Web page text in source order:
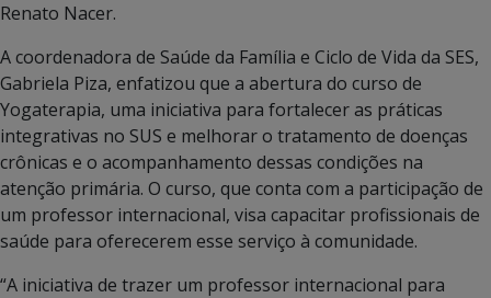
Renato Nacer.
A coordenadora de Saúde da Família e Ciclo de Vida da SES,
Gabriela Piza, enfatizou que a abertura do curso de
Yogaterapia, uma iniciativa para fortalecer as práticas
integrativas no SUS e melhorar o tratamento de doenças
crônicas e o acompanhamento dessas condições na
atenção primária. O curso, que conta com a participação de
um professor internacional, visa capacitar profissionais de
saúde para oferecerem esse serviço à comunidade.
“A iniciativa de trazer um professor internacional para